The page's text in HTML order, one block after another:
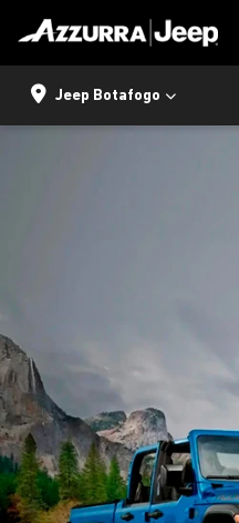
Jeep Botafogo